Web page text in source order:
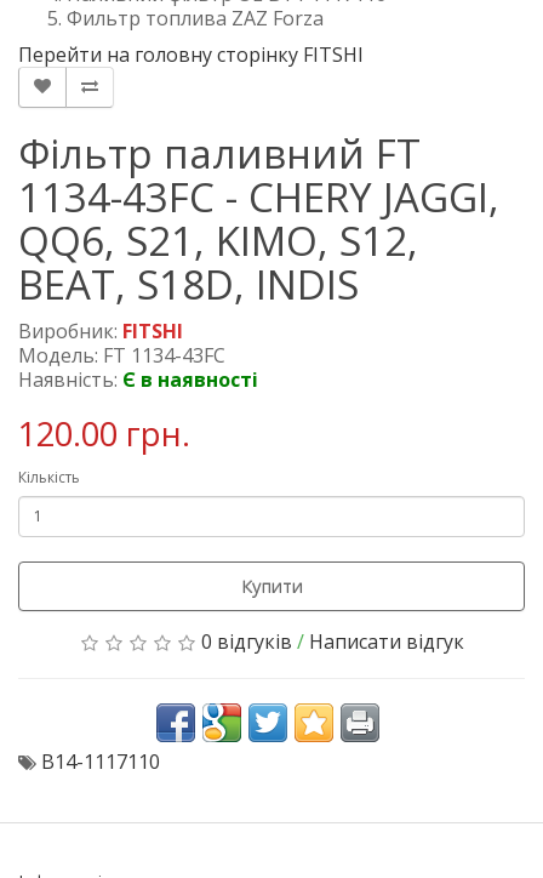
Фильтр топлива ZAZ Forza
Перейти на головну сторінку FITSHI
Фільтр паливний FT
1134-43FC - CHERY JAGGI,
QQ6, S21, KIMO, S12,
BEAT, S18D, INDIS
Виробник: FITSHI
Модель: FT 1134-43FC
Наявність: Є в наявності
120.00 грн.
Кількість
Купити
0 відгуків / Написати відгук
B14-1117110